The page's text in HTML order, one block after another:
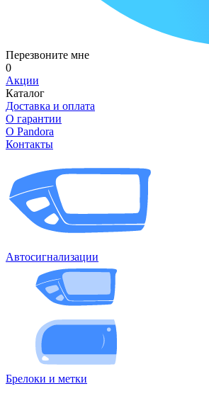
Перезвоните мне
0
Акции
Каталог
Доставка и оплата
О гарантии
О Pandora
Контакты
Автосигнализации
Брелоки и метки